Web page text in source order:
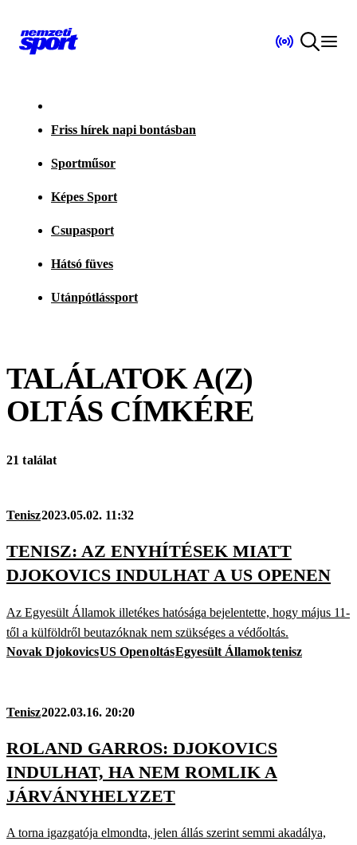
Friss hírek napi bontásban
Sportműsor
Képes Sport
Csupasport
Hátsó füves
Utánpótlássport
TALÁLATOK A(Z)
OLTÁS CÍMKÉRE
21 találat
Tenisz2023.05.02. 11:32
TENISZ: AZ ENYHÍTÉSEK MIATT
DJOKOVICS INDULHAT A US OPENEN
Az Egyesült Államok illetékes hatósága bejelentette, hogy május 11-
től a külföldről beutazóknak nem szükséges a védőoltás.
Novak DjokovicsUS OpenoltásEgyesült Államoktenisz
Tenisz2022.03.16. 20:20
ROLAND GARROS: DJOKOVICS
INDULHAT, HA NEM ROMLIK A
JÁRVÁNYHELYZET
A torna igazgatója elmondta, jelen állás szerint semmi akadálya,